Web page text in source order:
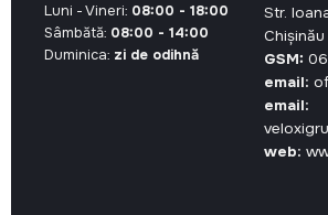
Str.
Chișinău
GSM:
email:
email:
web:
Luni - Vineri: 08:00 - 18:00
Sâmbătă: 08:00 - 14:00
Duminica: zi de odihnă